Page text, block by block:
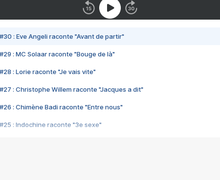
#30 : Eve Angeli raconte "Avant de partir"
#29 : MC Solaar raconte "Bouge de là"
#28 : Lorie raconte "Je vais vite"
#27 : Christophe Willem raconte "Jacques a dit"
#26 : Chimène Badi raconte "Entre nous"
#25 : Indochine raconte "3e sexe"